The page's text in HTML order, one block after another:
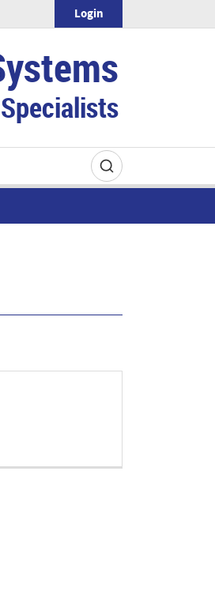
Login